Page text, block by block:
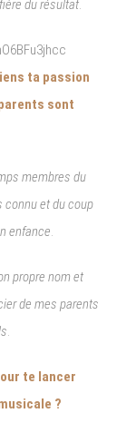
du résultat.
ta passion
sont
membres du
connu et du coup
enfance.
propre nom et
de mes parents
.
te lancer
?